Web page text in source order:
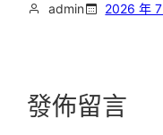
admin 2026 年
發佈留言